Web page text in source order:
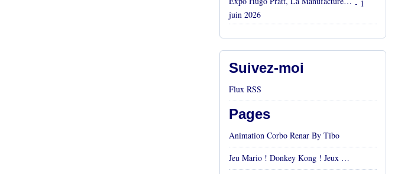
- 1
juin 2026
Suivez-moi
Flux RSS
Pages
Animation Corbo Renar By Tibo
Jeu Mario ! Donkey Kong ! Jeux vidéos Rétro !